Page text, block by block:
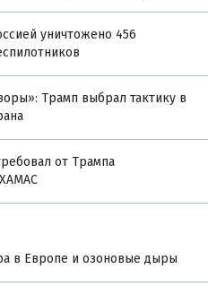
уничтожено 456
Трамп выбрал тактику в
от Трампа
в Европе и озоновые дыры